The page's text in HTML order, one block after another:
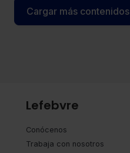
Cargar más contenidos
Lefebvre
Conócenos
Trabaja con nosotros